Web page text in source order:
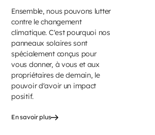
Ensemble, nous pouvons lutter
contre le changement
climatique. C'est pourquoi nos
panneaux solaires sont
spécialement conçus pour
vous donner, à vous et aux
propriétaires de demain, le
pouvoir d'avoir un impact
positif.
En savoir plus